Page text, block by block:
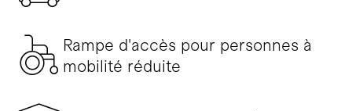
Rampe d'accès pour personnes à
mobilité réduite